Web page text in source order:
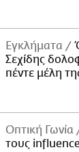
Εγκλήματα
Σεχίδης
πέντε μέλη
Οπτική Γωνία
τους